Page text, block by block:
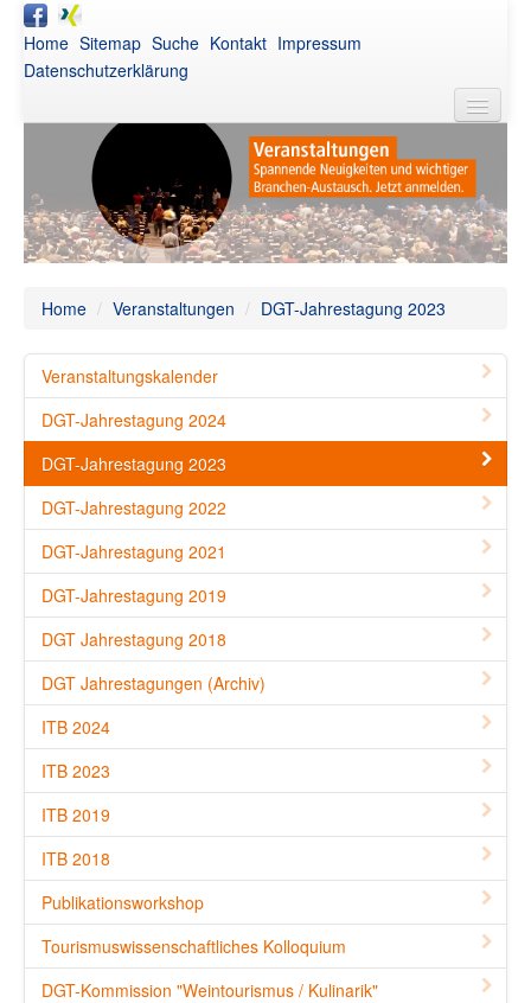
Home Sitemap Suche Kontakt Impressum
Datenschutzerklärung
DGT
Aktuelles
Awards
Veranstaltungen
Home / Veranstaltungen / DGT-Jahrestagung 2023
Veranstaltungskalender
DGT-Jahrestagung 2024
DGT-Jahrestagung 2023
DGT-Jahrestagung 2022
DGT-Jahrestagung 2021
DGT-Jahrestagung 2019
DGT Jahrestagung 2018
DGT Jahrestagungen (Archiv)
ITB 2024
ITB 2023
ITB 2019
ITB 2018
Publikationsworkshop
Tourismuswissenschaftliches Kolloquium
DGT-Kommission "Weintourismus / Kulinarik"